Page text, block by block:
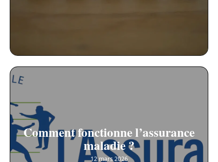
Comment fonctionne l’assurance
maladie ?
12 mars 2026